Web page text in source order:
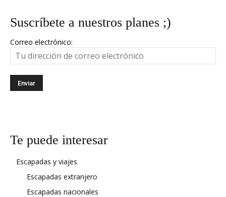
Suscríbete a nuestros planes ;)
Correo electrónico:
Te puede interesar
Escapadas y viajes
Escapadas extranjero
Escapadas nacionales